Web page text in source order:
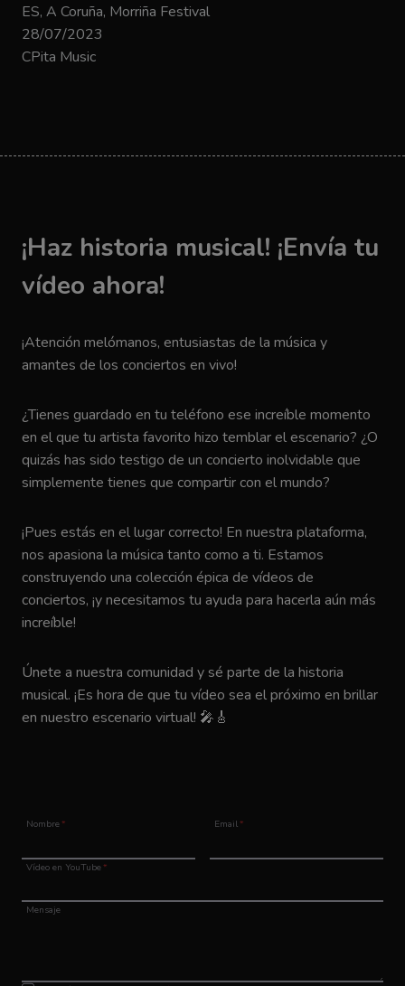
ES, A Coruña, Morriña Festival
28/07/2023
CPita Music
¡Haz historia musical! ¡Envía tu
vídeo ahora!
¡Atención melómanos, entusiastas de la música y
amantes de los conciertos en vivo!
¿Tienes guardado en tu teléfono ese increíble momento
en el que tu artista favorito hizo temblar el escenario? ¿O
quizás has sido testigo de un concierto inolvidable que
simplemente tienes que compartir con el mundo?
¡Pues estás en el lugar correcto! En nuestra plataforma,
nos apasiona la música tanto como a ti. Estamos
construyendo una colección épica de vídeos de
conciertos, ¡y necesitamos tu ayuda para hacerla aún más
increíble!
Únete a nuestra comunidad y sé parte de la historia
musical. ¡Es hora de que tu vídeo sea el próximo en brillar
en nuestro escenario virtual! 🎤🎸
Nombre* Email*
Vídeo en YouTube*
Mensaje